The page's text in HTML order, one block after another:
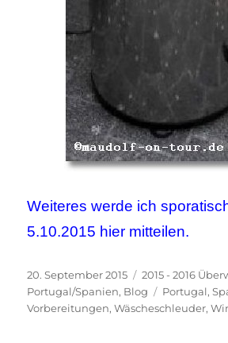
Weiteres werde ich
5.10.2015 hier mitteilen.
Veröffentlicht
am
20. September 2015 Kategorien
2015 - 2016
Portugal/Spanien, Blog Portugal,
Vorbereitungen,Wäscheschleuder,